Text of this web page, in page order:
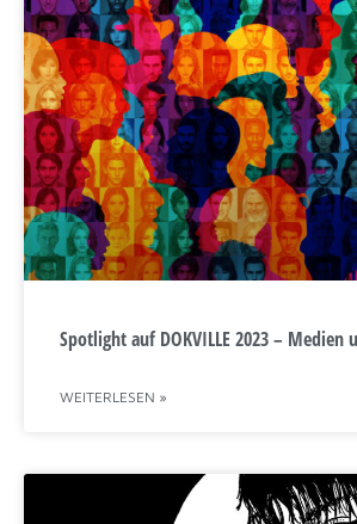
Spotlight auf DOKVILLE 2023 – Medien
WEITERLESEN »